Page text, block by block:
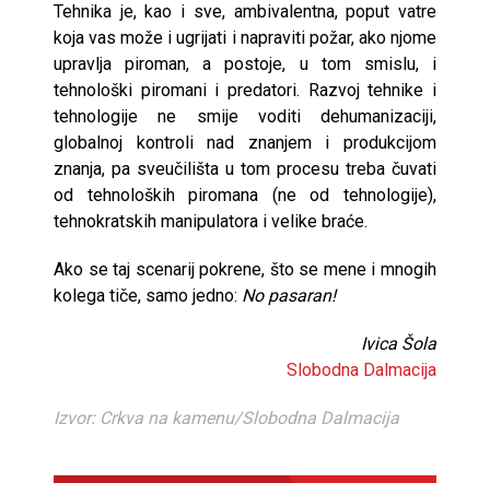
Tehnika je, kao i sve, ambivalentna, poput vatre
koja vas može i ugrijati i napraviti požar, ako njome
upravlja piroman, a postoje, u tom smislu, i
tehnološki piromani i predatori. Razvoj tehnike i
tehnologije ne smije voditi dehumanizaciji,
globalnoj kontroli nad znanjem i produkcijom
znanja, pa sveučilišta u tom procesu treba čuvati
od tehnoloških piromana (ne od tehnologije),
tehnokratskih manipulatora i velike braće.
Ako se taj scenarij pokrene, što se mene i mnogih
kolega tiče, samo jedno: No pasaran!
Ivica Šola
Slobodna Dalmacija
Izvor: Crkva na kamenu/Slobodna Dalmacija